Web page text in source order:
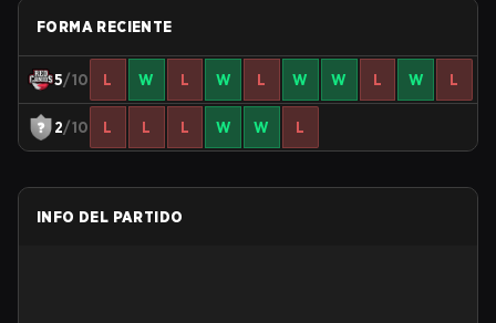
FORMA RECIENTE
5/10 L W L W L W W L W L
2/10 L L L W W L
INFO DEL PARTIDO